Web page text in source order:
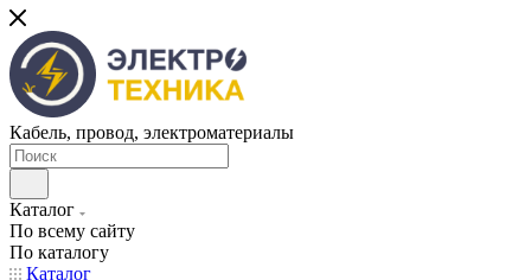
Кабель, провод, электроматериалы
Каталог
По всему сайту
По каталогу
Каталог